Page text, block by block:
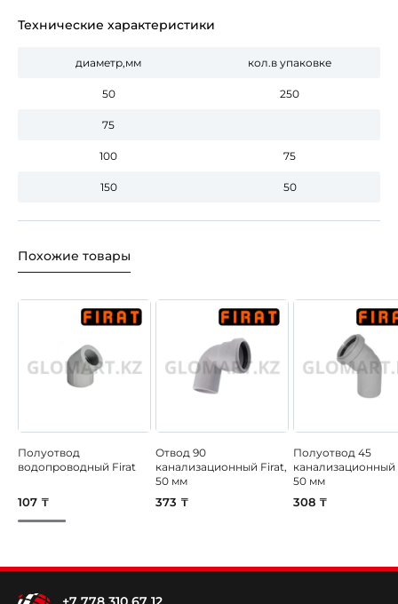
Технические характеристики
диаметр,мм кол.в упаковке
50 250
75
100 75
150 50
Похожие товары
Полуотвод
водопроводный Firat
107 ₸
Отвод 90
канализационный Firat,
50 мм
373 ₸
Полуотвод 45
канализационный
50 мм
308 ₸